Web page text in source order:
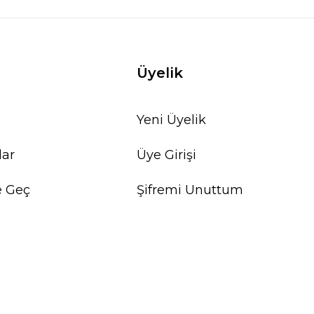
Geç
Üyelik
Yeni Üyelik
Üye Girişi
Şifremi Unuttum